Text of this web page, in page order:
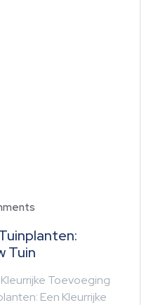
Tuin
Toevoeging
Een Kleurrijke